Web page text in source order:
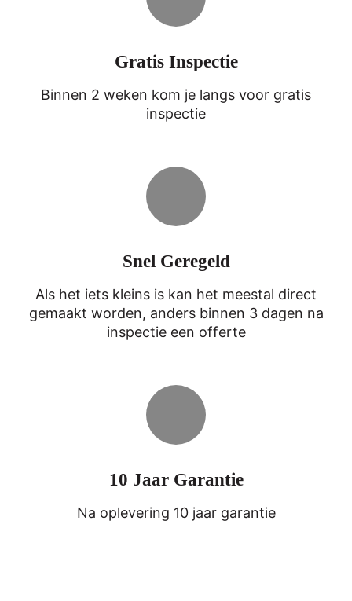
Gratis Inspectie
Binnen 2 weken kom je langs voor gratis
inspectie
Snel Geregeld
Als het iets kleins is kan het meestal direct
gemaakt worden, anders binnen 3 dagen na
inspectie een offerte
10 Jaar Garantie
Na oplevering 10 jaar garantie